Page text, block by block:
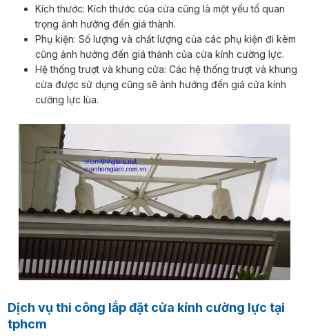
Kích thước: Kích thước của cửa cũng là một yếu tố quan
trọng ảnh hưởng đến giá thành.
Phụ kiện: Số lượng và chất lượng của các phụ kiện đi kèm
cũng ảnh hưởng đến giá thành của cửa kính cường lực.
Hệ thống trượt và khung cửa: Các hệ thống trượt và khung
cửa được sử dụng cũng sẽ ảnh hưởng đến giá cửa kính
cường lực lùa.
Dịch vụ thi công lắp đặt cửa kính cường lực tại
tphcm